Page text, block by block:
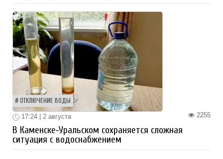
ОТКЛЮЧЕНИЕ ВОДЫ
2255
17:24 | 2 августа
В Каменске‑Уральском сохраняется сложная
ситуация с водоснабжением